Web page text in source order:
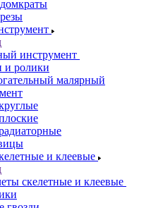
инструмент
и ролики
малярный
и клеевые
скелетные и клеевые